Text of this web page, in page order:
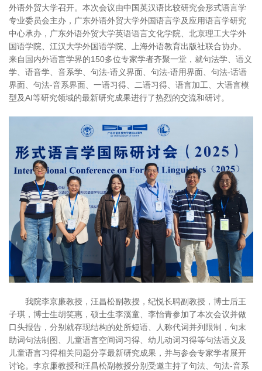
外语外贸大学召开。本次会议由中国英汉语比较研究会形式语言学
专业委员会主办，广东外语外贸大学外国语言学及应用语言学研究
中心承办，广东外语外贸大学英语语言文化学院、北京理工大学外
国语学院、江汉大学外国语学院、上海外语教育出版社联合协办。
来自国内外语言学界的150多位专家学者齐聚一堂，就句法学、语义
学、语音学、音系学、句法-语义界面、句法-语用界面、句法-话语
界面、句法-音系界面、一语习得、二语习得、语言加工、大语言模
型及AI等研究领域的最新研究成果进行了热烈的交流和研讨。
我院李京廉教授，汪昌松副教授，纪悦长聘副教授，博士后王
子琪，博士生胡笑惠，硕士生李溪童、李怡青参加了本次会议并做
口头报告，分别就存现结构的处所短语、人称代词并列限制，句末
助词句法制图、儿童语言空间词习得、幼儿动词习得等句法语义及
儿童语言习得相关问题分享最新研究成果，并与参会专家学者展开
讨论。李京廉教授和汪昌松副教授分别受邀主持了句法、句法-音系